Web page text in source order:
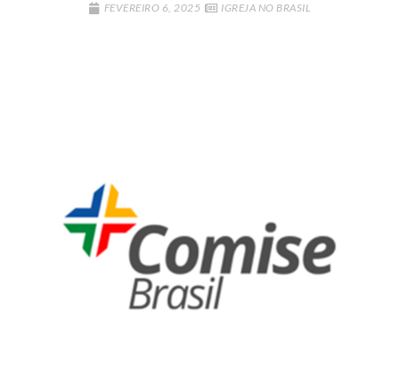
FEVEREIRO 6, 2025 IGREJA NO BRASIL